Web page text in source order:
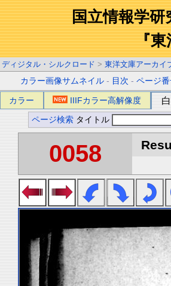
国立情報学
『東
ディジタル・シルクロード > 東洋文庫アーカイ
カラー画像サムネイル - 目次 -ページ
カラー IIIFカラー高解像度
ページ検索 タイトル
0058